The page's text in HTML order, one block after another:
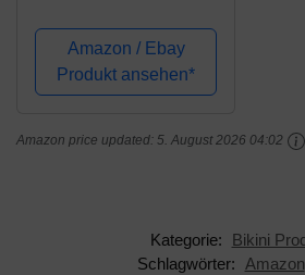
Schutz UPF 50+,
Chlor-/Salzwasserbest
ändig), Black-Pix Blue-
Amazon / Ebay
Produkt ansehen*
Amazon price updated: 5. August 2026 04:02
Kategorie:
Bikini
Schlagwörter:
Amazon